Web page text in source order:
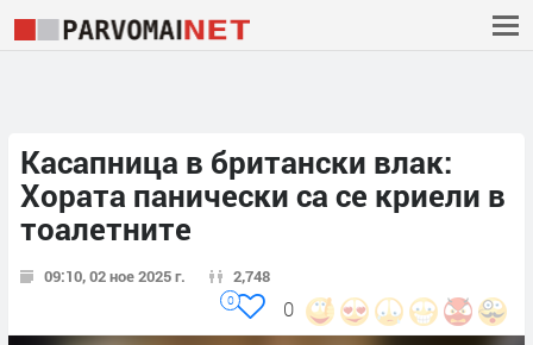
Касапница в британски влак:
Хората панически са се криели в
тоалетните
09:10, 02 ное 2025 г. 2,748
0
0